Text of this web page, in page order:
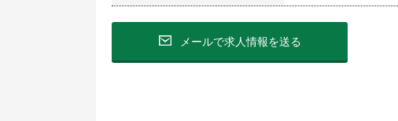
メールで求人情報を送る